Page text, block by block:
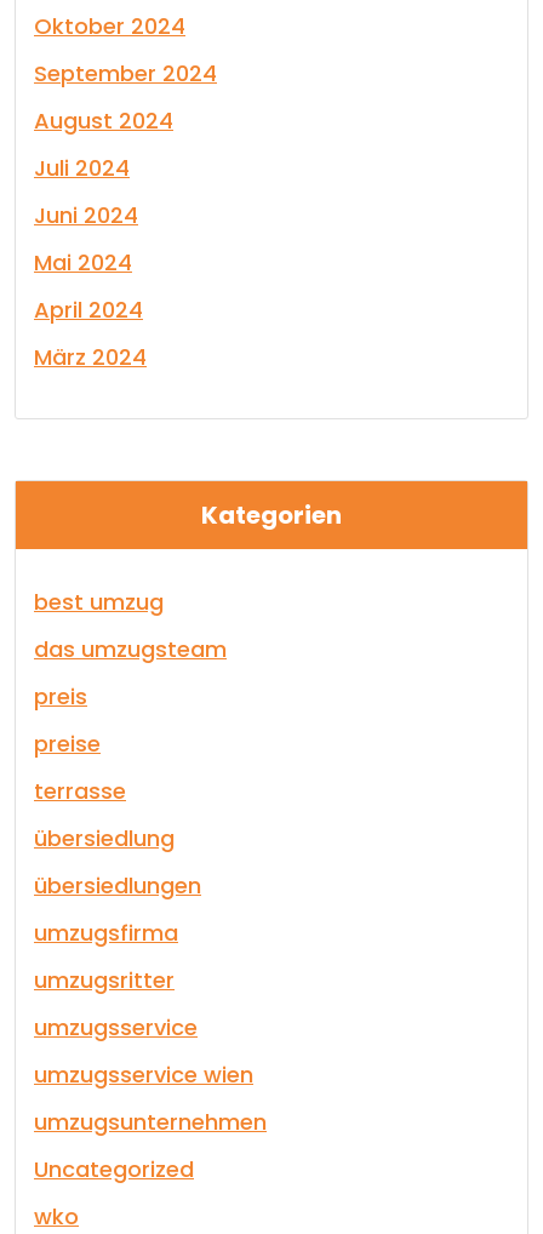
Oktober 2024
September 2024
August 2024
Juli 2024
Juni 2024
Mai 2024
April 2024
März 2024
Kategorien
best umzug
das umzugsteam
preis
preise
terrasse
übersiedlung
übersiedlungen
umzugsfirma
umzugsritter
umzugsservice
umzugsservice wien
umzugsunternehmen
Uncategorized
wko